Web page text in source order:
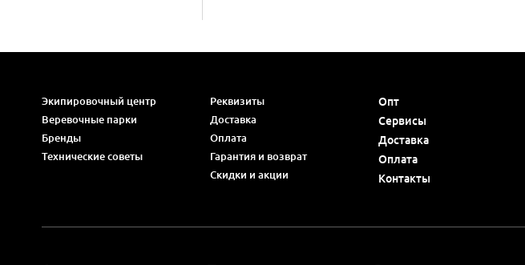
Экипировочный центр
Веревочные парки
Бренды
Технические советы
Реквизиты
Доставка
Оплата
Гарантия и возврат
Скидки и акции
Опт
Сервисы
Доставка
Оплата
Контакты